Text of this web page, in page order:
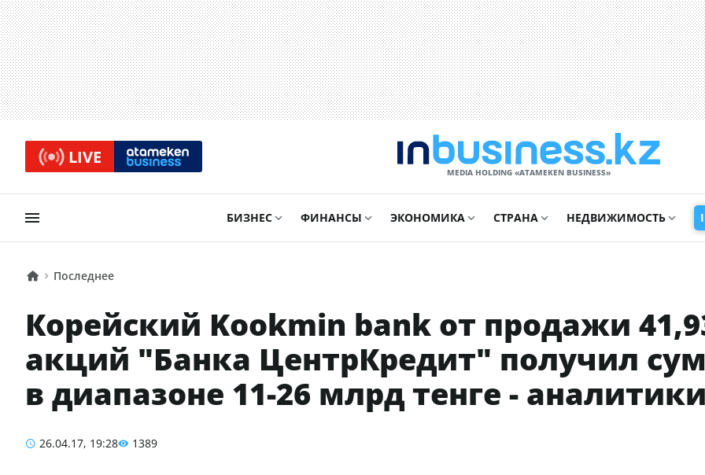
LIVE
MEDIA HOLDING «ATAMEKЕN BUSINESS»
БИЗНЕС ФИНАНСЫ ЭКОНОМИКА СТРАНА НЕДВИЖИМОСТЬ
Последнее
Корейский Kookmin bank от продажи
акций "Банка ЦентрКредит" получил
в диапазоне 11-26 млрд тенге -
26.04.17, 19:28 1389